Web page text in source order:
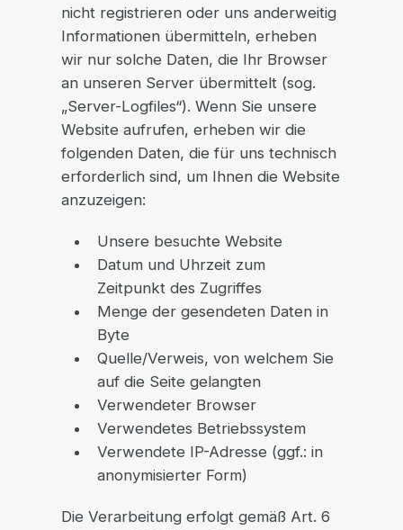
nicht registrieren oder uns anderweitig
Informationen übermitteln, erheben
wir nur solche Daten, die Ihr Browser
an unseren Server übermittelt (sog.
„Server-Logfiles“). Wenn Sie unsere
Website aufrufen, erheben wir die
folgenden Daten, die für uns technisch
erforderlich sind, um Ihnen die Website
anzuzeigen:
Unsere besuchte Website
Datum und Uhrzeit zum
Zeitpunkt des Zugriffes
Menge der gesendeten Daten in
Byte
Quelle/Verweis, von welchem Sie
auf die Seite gelangten
Verwendeter Browser
Verwendetes Betriebssystem
Verwendete IP-Adresse (ggf.: in
anonymisierter Form)
Die Verarbeitung erfolgt gemäß Art. 6